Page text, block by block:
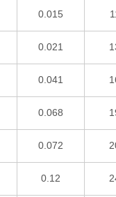
0.015
0.021
0.041
0.068
0.072
0.12